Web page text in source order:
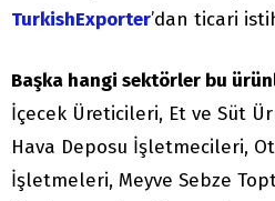
TurkishExporter’dan ticari
Başka hangi sektörler bu
İçecek Üreticileri, Et ve Süt
Hava Deposu İşletmecileri,
İşletmeleri, Meyve Sebze